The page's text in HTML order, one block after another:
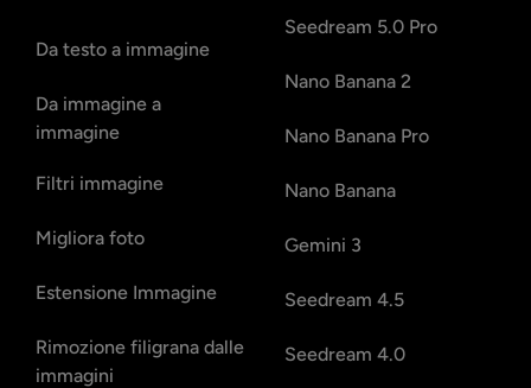
Da testo a immagine
Da immagine a
immagine
Filtri immagine
Migliora foto
Estensione Immagine
Rimozione filigrana dalle
immagini
Seedream 5.0 Pro
Nano Banana 2
Nano Banana Pro
Nano Banana
Gemini 3
Seedream 4.5
Seedream 4.0